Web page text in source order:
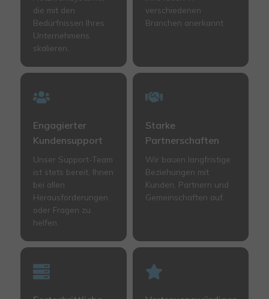
die mit den
Bedürfnissen Ihres
Unternehmens
skalieren.
verschiedenen
Branchen anerkannt.
Engagierter
Kundensupport
Unser Support-Team
ist stets bereit, Ihnen
bei allen
Herausforderungen
oder Fragen zu
helfen.
Starke
Partnerschaften
Wir bauen langfristige
Beziehungen mit
Kunden, Partnern und
Gemeinschaften auf.